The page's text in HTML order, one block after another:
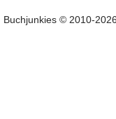
Buchjunkies © 2010-